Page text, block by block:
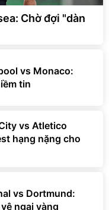
Chờ đợi "dàn
vs Monaco:
tin
vs Atletico
hạng nặng cho
vs Dortmund:
ngai vàng